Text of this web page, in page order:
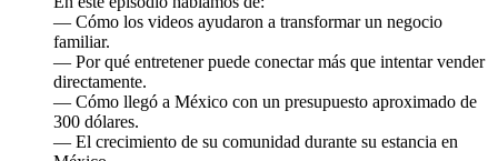
— Cómo los videos ayudaron a transformar un negocio
familiar.
— Por qué entretener puede conectar más que intentar vender
directamente.
— Cómo llegó a México con un presupuesto aproximado de
300 dólares.
— El crecimiento de su comunidad durante su estancia en